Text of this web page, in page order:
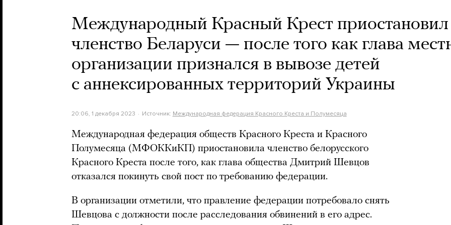
Международный Красный Крест приостановил
членство Беларуси — после того как глава
организации признался в вывозе детей
с аннексированных территорий Украины
20:06, 1 декабря 2023 Источник: Международная федерация Красного Креста и Полумесяца
Международная федерация обществ Красного Креста и Красного
Полумесяца (МФОККиКП) приостановила членство белорусского
Красного Креста после того, как глава общества Дмитрий Шевцов
отказался покинуть свой пост по требованию федерации.
В организации отметили, что правление федерации потребовало снять
Шевцова с должности после расследования обвинений в его адрес.